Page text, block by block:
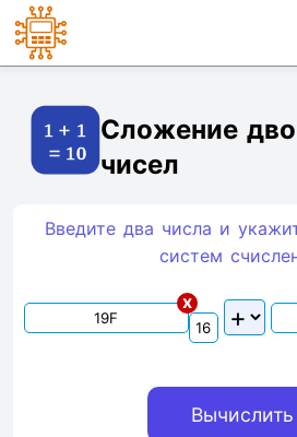
Сложение
чисел
Введите два числа и
систем
x